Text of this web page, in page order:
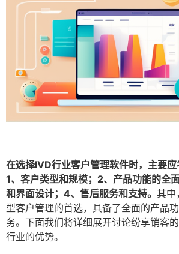
在选择IVD行业客户管理软件时，主要应
1、客户类型和规模；2、产品功能的全
和界面设计；4、售后服务和支持。 其中
型客户管理的首选，具备了全面的产品
务。下面我们将详细展开讨论纷享销客
行业的优势。